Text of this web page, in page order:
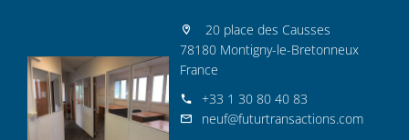
20 place des Causses
78180 Montigny-le-Bretonneux
France
+33 1 30 80 40 83
neuf@futurtransactions.com